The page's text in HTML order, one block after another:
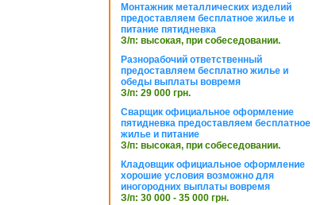
Монтажник металлических изделий
предоставляем бесплатное жилье и
питание пятидневка
З/п: высокая, при собеседовании.
Разнорабочий ответственный
предоставляем бесплатно жилье и
обеды выплаты вовремя
З/п: 29 000 грн.
Сварщик официальное оформление
пятидневка предоставляем бесплатное
жилье и питание
З/п: высокая, при собеседовании.
Кладовщик официальное оформление
хорошие условия возможно для
иногородних выплаты вовремя
З/п: 30 000 - 35 000 грн.